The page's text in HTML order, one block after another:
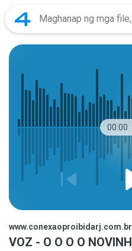
00:00
VOZ - O O O O